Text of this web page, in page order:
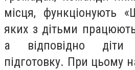
місця, функціонують
яких з дітьми
а відповідно
підготовку. При цьому